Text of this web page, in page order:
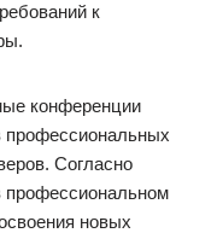
к
конференции
профессиональных
Согласно
профессиональном
новых